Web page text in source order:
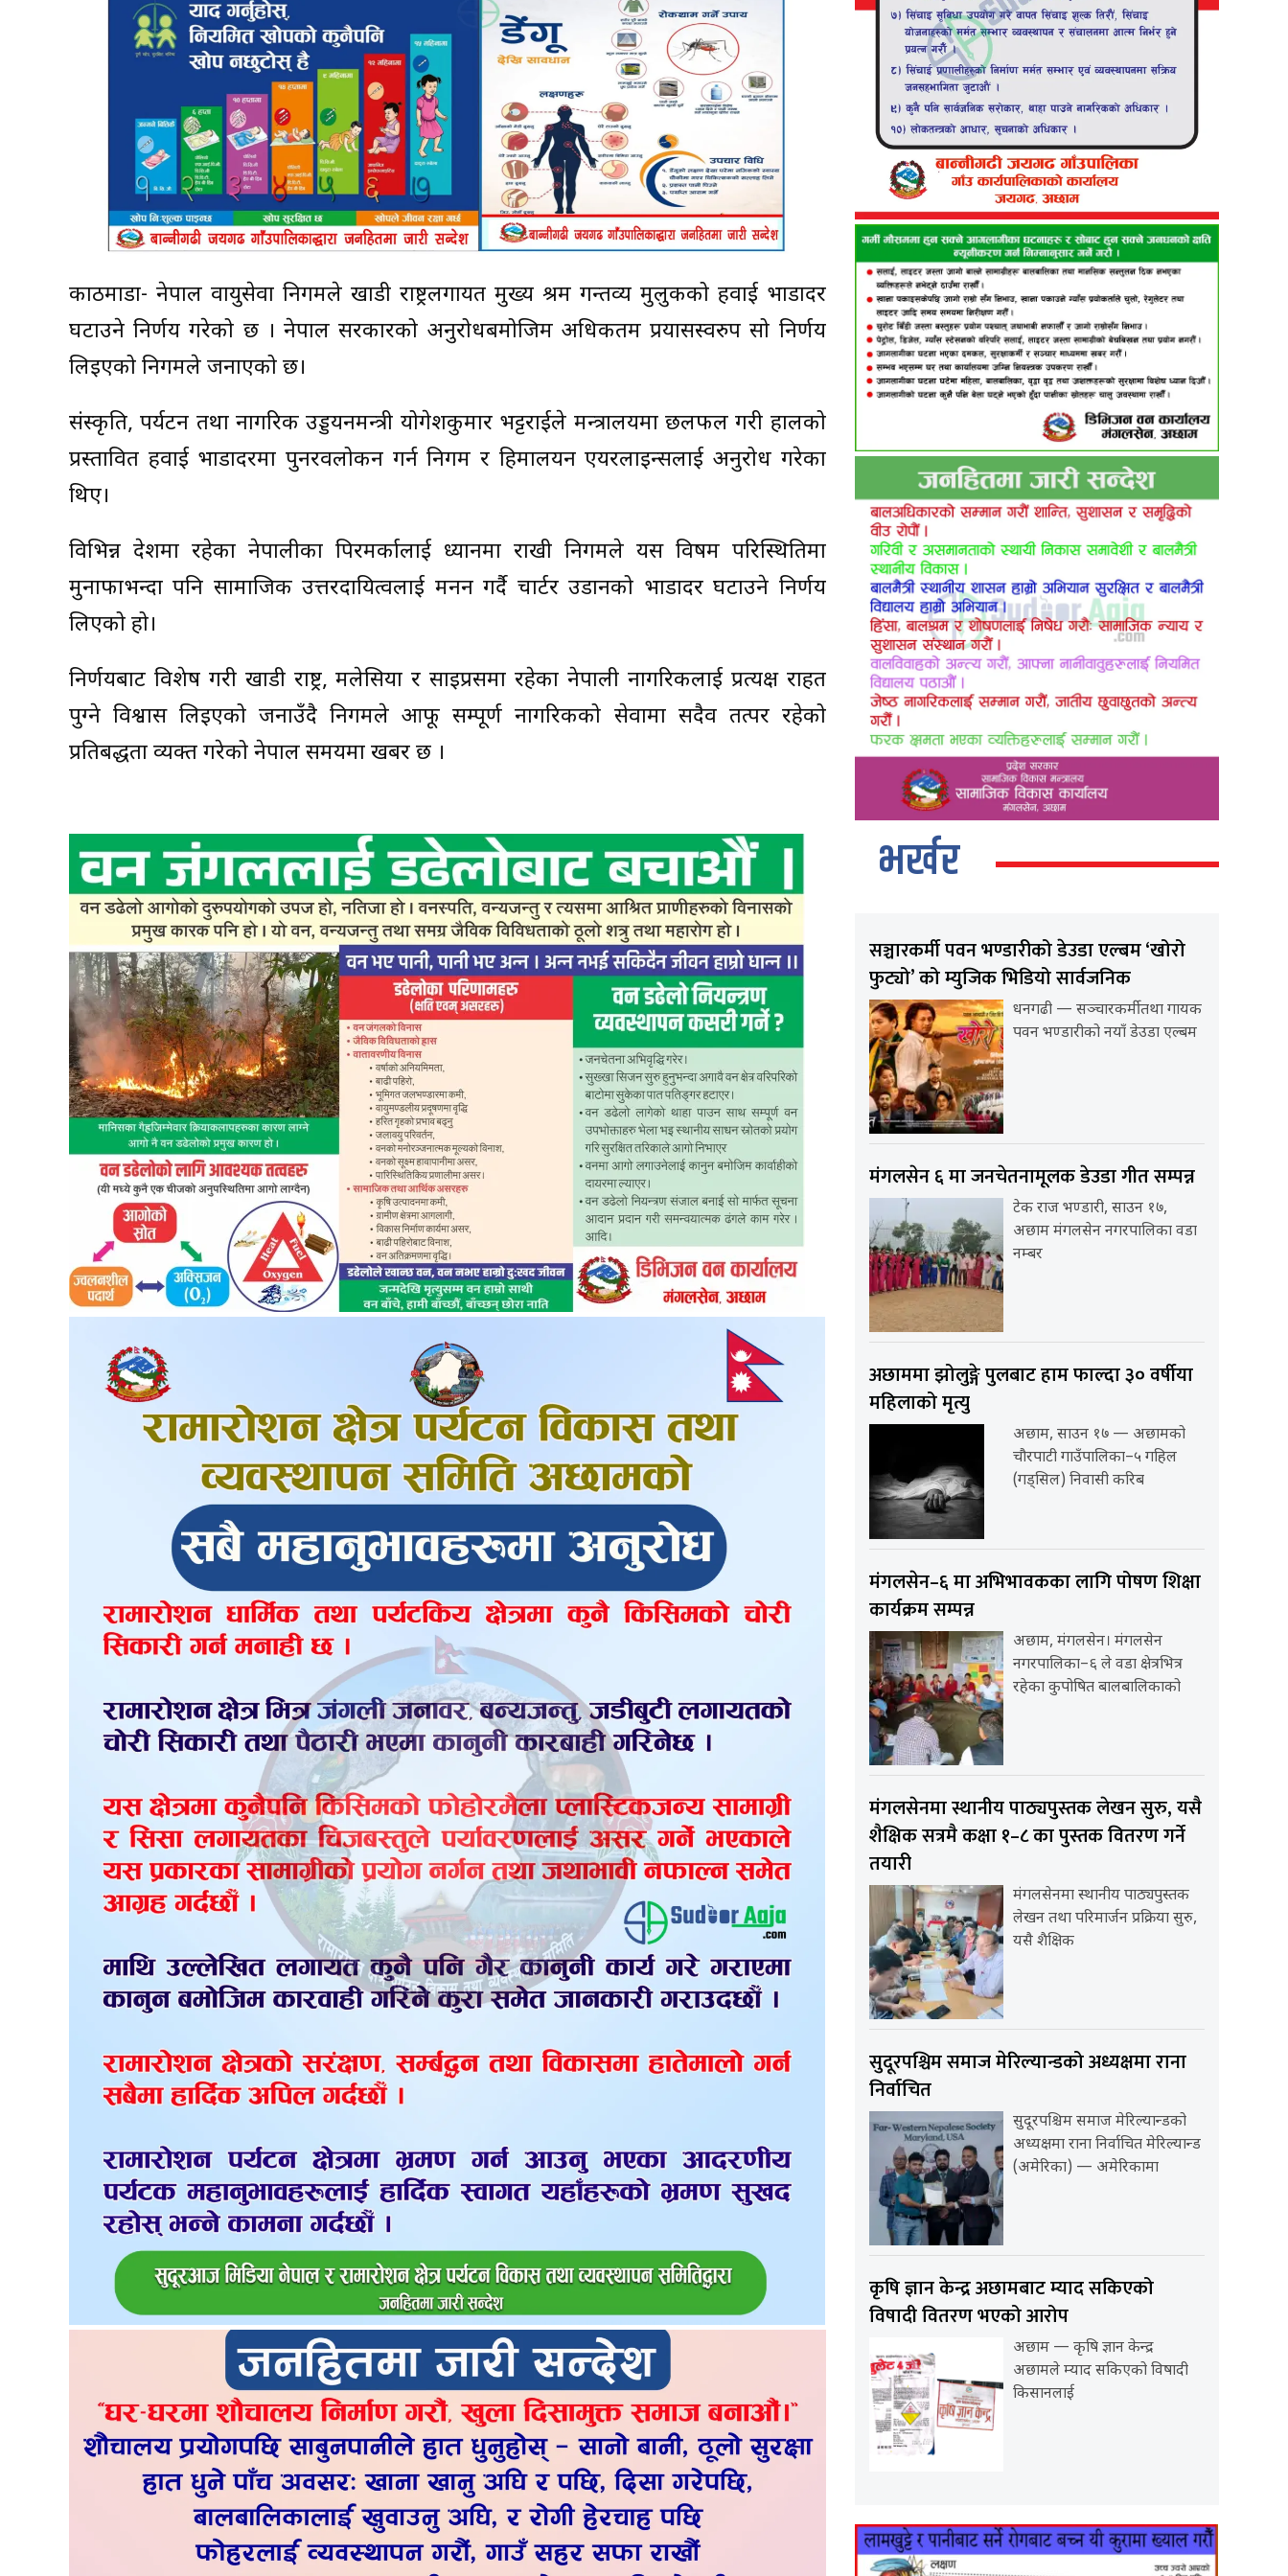
काठमाडाैं- नेपाल वायुसेवा निगमले खाडी राष्ट्रलगायत मुख्य श्रम गन्तव्य मुलुकको हवाई भाडादर
घटाउने निर्णय गरेको छ । नेपाल सरकारको अनुरोधबमोजिम अधिकतम प्रयासस्वरुप सो निर्णय
लिइएको निगमले जनाएको छ।
संस्कृति, पर्यटन तथा नागरिक उड्डयनमन्त्री योगेशकुमार भट्टराईले मन्त्रालयमा छलफल गरी हालको
प्रस्तावित हवाई भाडादरमा पुनरवलोकन गर्न निगम र हिमालयन एयरलाइन्सलाई अनुरोध गरेका
थिए।
विभिन्न देशमा रहेका नेपालीका पिरमर्कालाई ध्यानमा राखी निगमले यस विषम परिस्थितिमा
मुनाफाभन्दा पनि सामाजिक उत्तरदायित्वलाई मनन गर्दै चार्टर उडानको भाडादर घटाउने निर्णय
लिएको हो।
निर्णयबाट विशेष गरी खाडी राष्ट्र, मलेसिया र साइप्रसमा रहेका नेपाली नागरिकलाई प्रत्यक्ष राहत
पुग्ने विश्वास लिइएको जनाउँदै निगमले आफू सम्पूर्ण नागरिकको सेवामा सदैव तत्पर रहेको
प्रतिबद्धता व्यक्त गरेको नेपाल समयमा खबर छ ।
भर्खर
सञ्चारकर्मी पवन भण्डारीको डेउडा एल्बम ‘खोरो
फुट्यो’ को म्युजिक भिडियो सार्वजनिक
धनगढी — सञ्चारकर्मी तथा गायक
पवन भण्डारीको नयाँ डेउडा एल्बम
मंगलसेन ६ मा जनचेतनामूलक डेउडा गीत सम्पन्न
टेक राज भण्डारी, साउन १७,
अछाम मंगलसेन नगरपालिका वडा
नम्बर
अछाममा झोलुङ्गे पुलबाट हाम फाल्दा ३० वर्षीया
महिलाको मृत्यु
अछाम, साउन १७ — अछामको
चौरपाटी गाउँपालिका–५ गहिल
(गड्सिल) निवासी करिब
मंगलसेन–६ मा अभिभावकका लागि पोषण शिक्षा
कार्यक्रम सम्पन्न
अछाम, मंगलसेन। मंगलसेन
नगरपालिका–६ ले वडा क्षेत्रभित्र
रहेका कुपोषित बालबालिकाको
मंगलसेनमा स्थानीय पाठ्यपुस्तक लेखन सुरु, यसै
शैक्षिक सत्रमै कक्षा १–८ का पुस्तक वितरण गर्ने
तयारी
मंगलसेनमा स्थानीय पाठ्यपुस्तक
लेखन तथा परिमार्जन प्रक्रिया सुरु,
यसै शैक्षिक
सुदूरपश्चिम समाज मेरिल्यान्डको अध्यक्षमा राना
निर्वाचित
सुदूरपश्चिम समाज मेरिल्यान्डको
अध्यक्षमा राना निर्वाचित मेरिल्यान्ड
(अमेरिका) — अमेरिकामा
कृषि ज्ञान केन्द्र अछामबाट म्याद सकिएको
विषादी वितरण भएको आरोप
अछाम — कृषि ज्ञान केन्द्र
अछामले म्याद सकिएको विषादी
किसानलाई